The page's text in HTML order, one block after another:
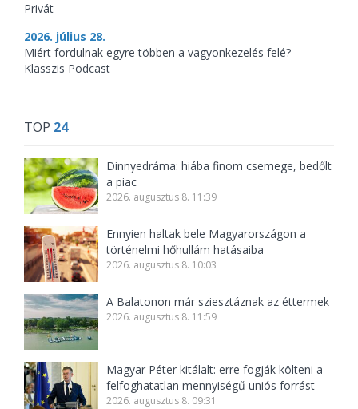
Privát
2026. július 28.
Miért fordulnak egyre többen a vagyonkezelés felé?
Klasszis Podcast
TOP 24
Dinnyedráma: hiába finom csemege, bedőlt
a piac
2026. augusztus 8. 11:39
Ennyien haltak bele Magyarországon a
történelmi hőhullám hatásaiba
2026. augusztus 8. 10:03
A Balatonon már sziesztáznak az éttermek
2026. augusztus 8. 11:59
Magyar Péter kitálalt: erre fogják költeni a
felfoghatatlan mennyiségű uniós forrást
2026. augusztus 8. 09:31